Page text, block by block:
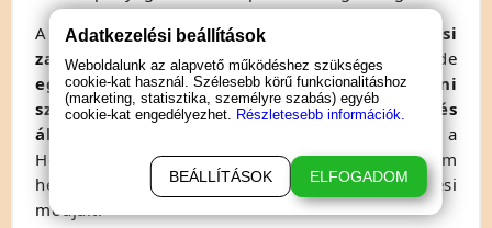
A Horse Power potencionövelőt
merevedési
zavarokkal küzdő férfiaknakajánlják,
de
egészséges férfiakis szedhetik,akikjavítani
szeretnék szexuális teljesítményüket és
állóképességüket
hogy a
Horse Powernem orvosi termék,és nem
helyettesíti a merevedési zavarok egyéb kezelési
módjait.
Adatkezelési beállítások
Weboldalunk az alapvető működéshez szükséges
cookie-kat használ. Szélesebb körű funkcionalitáshoz
(marketing, statisztika, személyre szabás) egyéb
cookie-kat engedélyezhet. Részletesebb információk.
BEÁLLÍTÁSOK ELFOGADOM